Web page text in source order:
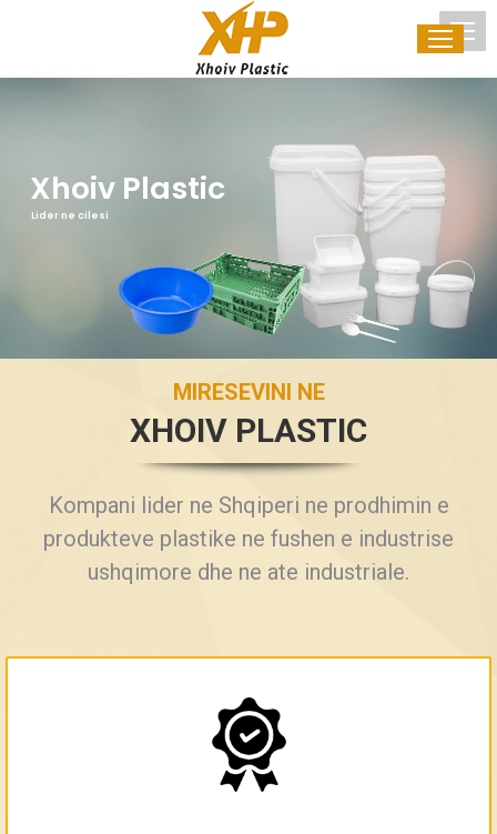
Xhoiv Plastic
Lider ne cilesi
MIRESEVINI NE
XHOIV PLASTIC
Kompani lider ne Shqiperi ne prodhimin e
produkteve plastike ne fushen e industrise
ushqimore dhe ne ate industriale.